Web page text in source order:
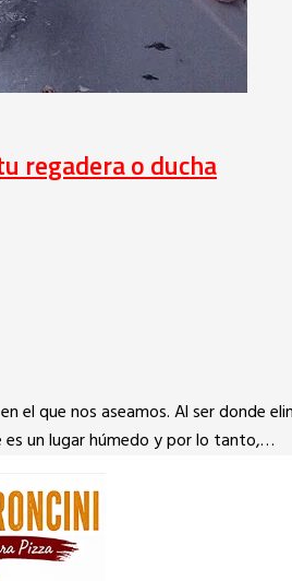
regadera o ducha
el que nos aseamos. Al ser
un lugar húmedo y por lo tanto,…